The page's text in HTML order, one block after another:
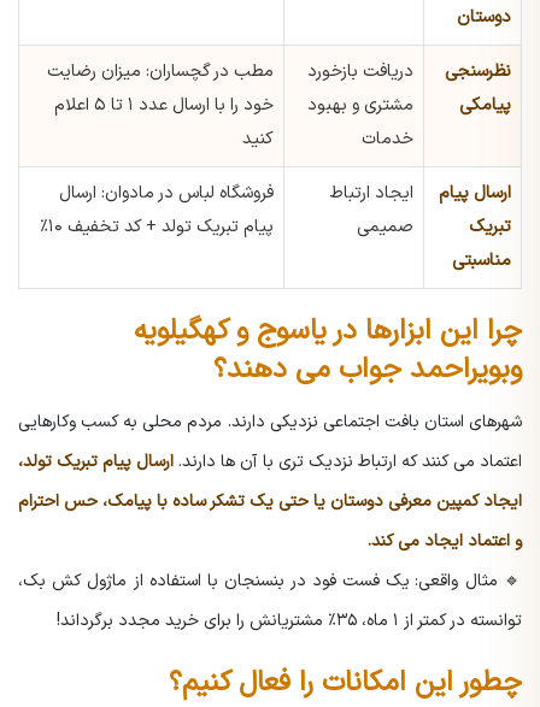
دوستان
نظرسنجی
پیامکی
دریافت بازخورد
مشتری و بهبود
خدمات
مطب در گچساران: میزان رضایت
خود را با ارسال عدد ۱ تا ۵ اعلام
کنید
ارسال پیام
تبریک
مناسبتی
ایجاد ارتباط
صمیمی
فروشگاه لباس در مادوان: ارسال
پیام تبریک تولد + کد تخفیف ۱۰٪
چرا این ابزارها در یاسوج و کهگیلویه
وبویراحمد جواب می دهند؟
شهرهای استان بافت اجتماعی نزدیکی دارند. مردم محلی به کسب وکارهایی
اعتماد می کنند که ارتباط نزدیک تری با آن ها دارند. ارسال پیام تبریک تولد،
ایجاد کمپین معرفی دوستان یا حتی یک تشکر ساده با پیامک، حس احترام
و اعتماد ایجاد می کند.
🔹 مثال واقعی: یک فست فود در بنسنجان با استفاده از ماژول کش بک،
توانسته در کمتر از ۱ ماه، ۳۵٪ مشتریانش را برای خرید مجدد برگرداند!
چطور این امکانات را فعال کنیم؟